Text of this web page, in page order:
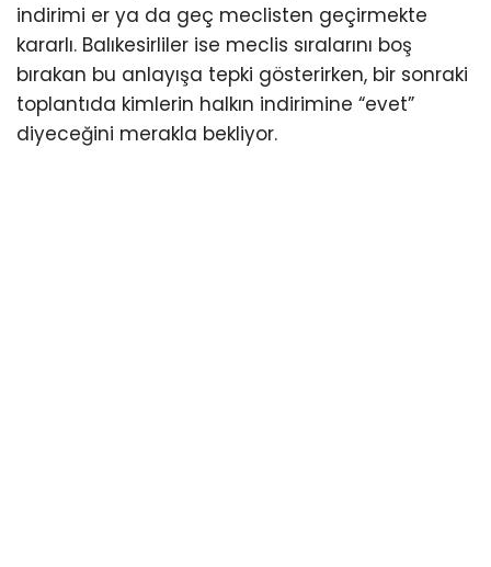
indirimi er ya da geç meclisten geçirmekte
kararlı. Balıkesirliler ise meclis sıralarını boş
bırakan bu anlayışa tepki gösterirken, bir sonraki
toplantıda kimlerin halkın indirimine “evet”
diyeceğini merakla bekliyor.